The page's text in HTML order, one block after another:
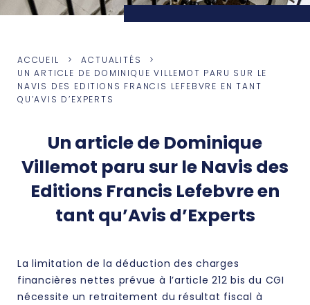
ACCUEIL
ACTUALITÉS
UN ARTICLE DE DOMINIQUE VILLEMOT PARU SUR LE
NAVIS DES EDITIONS FRANCIS LEFEBVRE EN TANT
QU’AVIS D’EXPERTS
Un article de Dominique
Villemot paru sur le Navis des
Editions Francis Lefebvre en
tant qu’Avis d’Experts
La limitation de la déduction des charges
financières nettes prévue à l’article 212 bis du CGI
nécessite un retraitement du résultat fiscal à